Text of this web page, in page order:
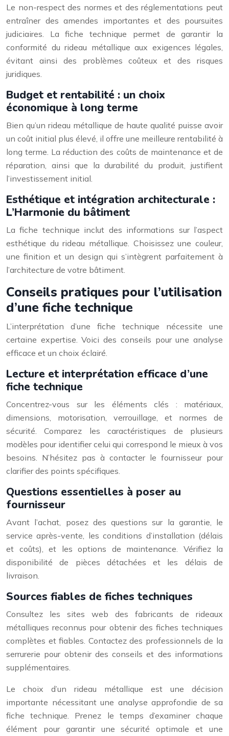
Le non-respect des normes et des réglementations peut
entraîner des amendes importantes et des poursuites
judiciaires. La fiche technique permet de garantir la
conformité du rideau métallique aux exigences légales,
évitant ainsi des problèmes coûteux et des risques
juridiques.
Budget et rentabilité : un choix
économique à long terme
Bien qu’un rideau métallique de haute qualité puisse avoir
un coût initial plus élevé, il offre une meilleure rentabilité à
long terme. La réduction des coûts de maintenance et de
réparation, ainsi que la durabilité du produit, justifient
l’investissement initial.
Esthétique et intégration architecturale :
L’Harmonie du bâtiment
La fiche technique inclut des informations sur l’aspect
esthétique du rideau métallique. Choisissez une couleur,
une finition et un design qui s’intègrent parfaitement à
l’architecture de votre bâtiment.
Conseils pratiques pour l’utilisation
d’une fiche technique
L’interprétation d’une fiche technique nécessite une
certaine expertise. Voici des conseils pour une analyse
efficace et un choix éclairé.
Lecture et interprétation efficace d’une
fiche technique
Concentrez-vous sur les éléments clés : matériaux,
dimensions, motorisation, verrouillage, et normes de
sécurité. Comparez les caractéristiques de plusieurs
modèles pour identifier celui qui correspond le mieux à vos
besoins. N’hésitez pas à contacter le fournisseur pour
clarifier des points spécifiques.
Questions essentielles à poser au
fournisseur
Avant l’achat, posez des questions sur la garantie, le
service après-vente, les conditions d’installation (délais
et coûts), et les options de maintenance. Vérifiez la
disponibilité de pièces détachées et les délais de
livraison.
Sources fiables de fiches techniques
Consultez les sites web des fabricants de rideaux
métalliques reconnus pour obtenir des fiches techniques
complètes et fiables. Contactez des professionnels de la
serrurerie pour obtenir des conseils et des informations
supplémentaires.
Le choix d’un rideau métallique est une décision
importante nécessitant une analyse approfondie de sa
fiche technique. Prenez le temps d’examiner chaque
élément pour garantir une sécurité optimale et une